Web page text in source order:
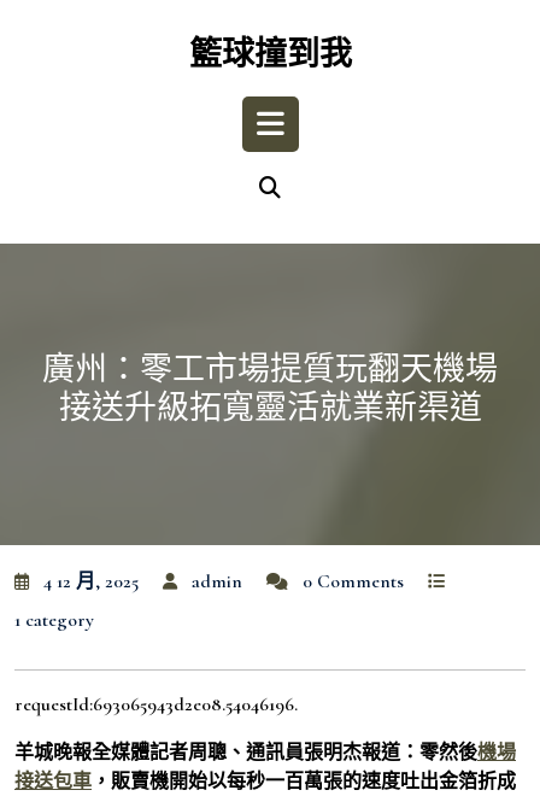
籃球撞到我
Open
廣州：零工市場提質玩翻天機場
接送升級拓寬靈活就業新渠道
4 12 月, 2025 admin
0 Comments
1 category
requestId:693065943d2e08.54046196.
羊城晚報全媒體記者周聰、通訊員張明杰報道：零然後機場
接送包車 ，販賣機開始以每秒一百萬張的速度吐出金箔折成